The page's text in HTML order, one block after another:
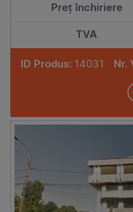
ID Produs: 14031 Nr.